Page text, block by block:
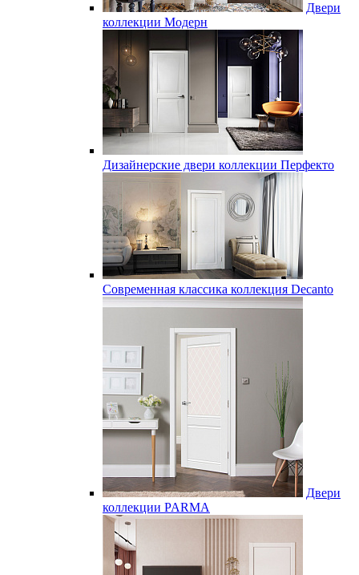
Двери
коллекции Модерн
Дизайнерские двери коллекции Перфекто
Современная классика коллекция Decanto
Двери
коллекции PARMA